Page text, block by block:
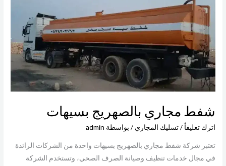
شفط مجاري بالصهريج بسيهات
اترك تعليقاً/تسليك المجاري / بواسطة admin
تعتبر شركة شفط مجاري بالصهريج بسيهات واحدة من الشركات الرائدة
في مجال خدمات تنظيف وصيانة الصرف الصحي، وتستخدم الشركة
بسيهات